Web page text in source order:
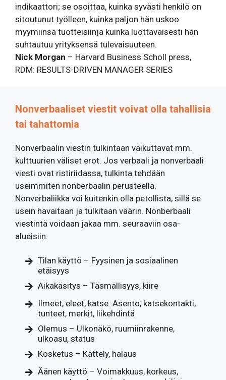
indikaattori; se osoittaa, kuinka syvästi henkilö on
sitoutunut työlleen, kuinka paljon hän uskoo
myymiinsä tuotteisiinja kuinka luottavaisesti hän
suhtautuu yrityksensä tulevaisuuteen.
Nick Morgan – Harvard Business Scholl press,
RDM: RESULTS-DRIVEN MANAGER SERIES
Nonverbaaliset viestit voivat olla tahallisia
tai tahattomia
Nonverbaalin viestin tulkintaan vaikuttavat mm.
kulttuurien väliset erot. Jos verbaali ja nonverbaali
viesti ovat ristiriidassa, tulkinta tehdään
useimmiten nonberbaalin perusteella.
Nonverbaliikka voi kuitenkin olla petollista, sillä se
usein havaitaan ja tulkitaan väärin. Nonberbaali
viestintä voidaan jakaa mm. seuraaviin osa-
alueisiin:
Tilan käyttö – Fyysinen ja sosiaalinen
etäisyys
Aikakäsitys – Täsmällisyys, kiire
Ilmeet, eleet, katse: Asento, katsekontakti,
tunteet, merkit, liikehdintä
Olemus – Ulkonäkö, ruumiinrakenne,
ulkoasu, status
Kosketus – Kättely, halaus
Äänen käyttö – Voimakkuus, korkeus,